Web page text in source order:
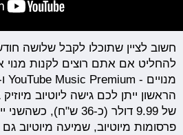
חשוב לציין שתוכלו לקבל שלושה
להחליט אם אתם רוצים לקנות מנוי
הראשון ייתן לכם גישה ליוטיוב
של 9.99 דולר (כ-36
פרסומות מיוטיוב, שמיעה מיוטיוב